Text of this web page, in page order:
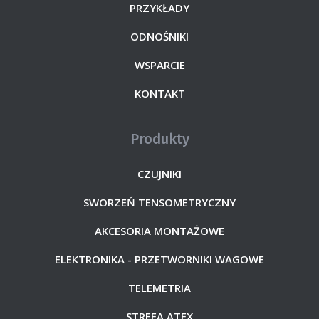
PRZYKŁADY
ODNOŚNIKI
WSPARCIE
KONTAKT
Produkty
CZUJNIKI
SWORZEŃ TENSOMETRYCZNY
AKCESORIA MONTAŻOWE
ELEKTRONIKA - PRZETWORNIKI WAGOWE
TELEMETRIA
STREFA ATEX